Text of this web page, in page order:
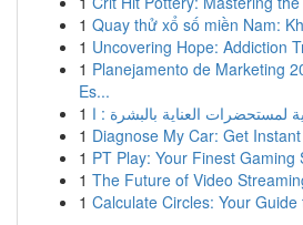
1 Quay thử xổ số miền Nam:
1 Uncovering Hope: Addiction
1 Planejamento de Marketing
Es...
1
1 Diagnose My Car: Get
1 PT Play: Your Finest Gaming
1 The Future of Video
1 Calculate Circles: Your